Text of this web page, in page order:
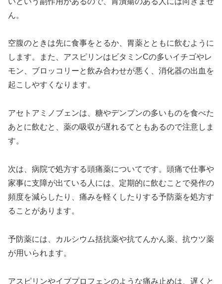
ん。
空腹のときは先に食事をとるか、胃薬とともに飲むように
します。また、アスピリンはビタミンCの多いイチゴやレ
モン、ブロッコリーと飲み合わせが悪く、消化器の出血を
起こしやすくなります。
アセトアミノブェンは、糖やデンプンの多いものを食べた
あとに飲むと、薬の吸収が遅れるてともあるので注意しま
す。
次は、病院で処方する頭痛薬についてです。頭痛で仕事や
家事に支障が出ている人には、定期的に飲むことで発作の
頻度を減らしたり、痛みを軽くしたりする予防薬を処方す
ることがあります。
予防薬には、カルシウム括抗薬や抗てんかん薬、抗ウツ薬
が用いられます。
アスピリンやイブプロフェンのような痛み止めは、遅くと